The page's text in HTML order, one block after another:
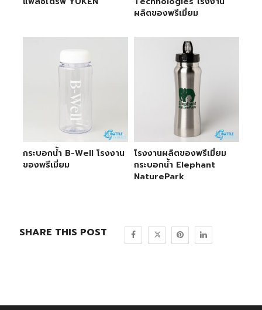
ผลิตของพรีเมี่ยม
กระบอกน้ำ B-Well โรงงาน
ของพรีเมี่ยม
โรงงานผลิตของพรีเมี่ยม
กระบอกน้ำ Elephant
NaturePark
SHARE THIS POST